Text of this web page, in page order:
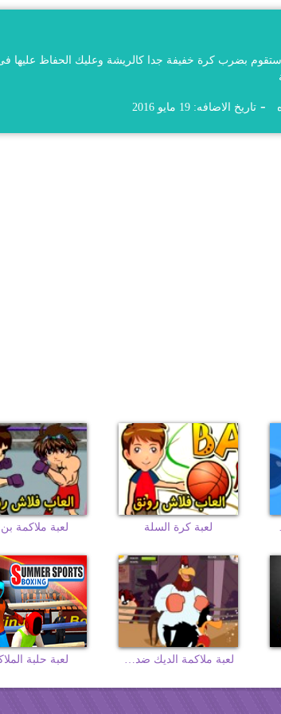
ستقوم بضرب كرة خفيفة جدا كالريشة وعليك الحفاظ عليها
تاريخ الاضافه: 19 مايو 2016
لعبة كرة السلة لعبة ملاكمة
لعبة ملاكمة الديك ضد البطة لعبة حلبة